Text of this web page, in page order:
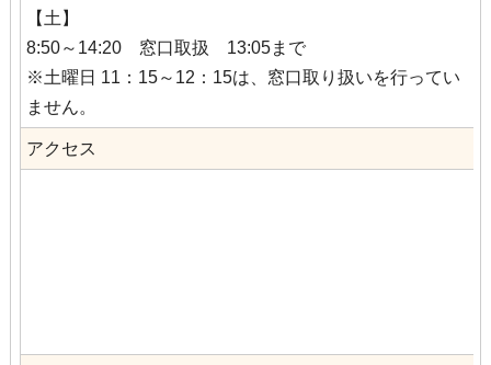
【土】
8:50～14:20 窓口取扱 13:05まで
※土曜日 11：15～12：15は、窓口取り扱いを行ってい
ません。
アクセス